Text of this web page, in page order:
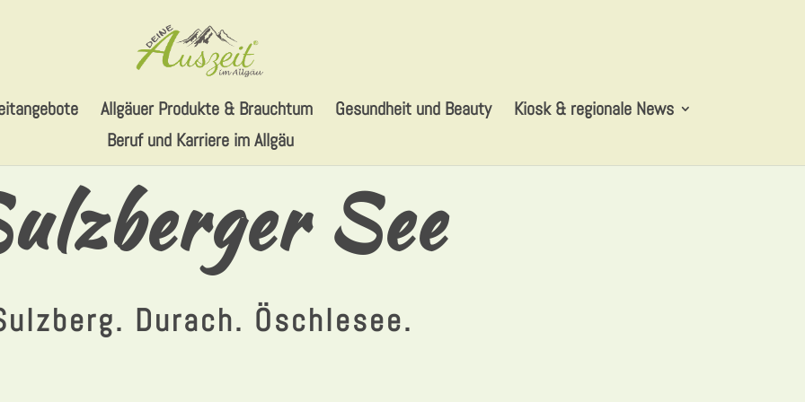
Allgäuer Produkte & Brauchtum Gesundheit und Beauty
Kiosk & regionale News
Beruf und Karriere im Allgäu
See
Durach. Öschlesee.